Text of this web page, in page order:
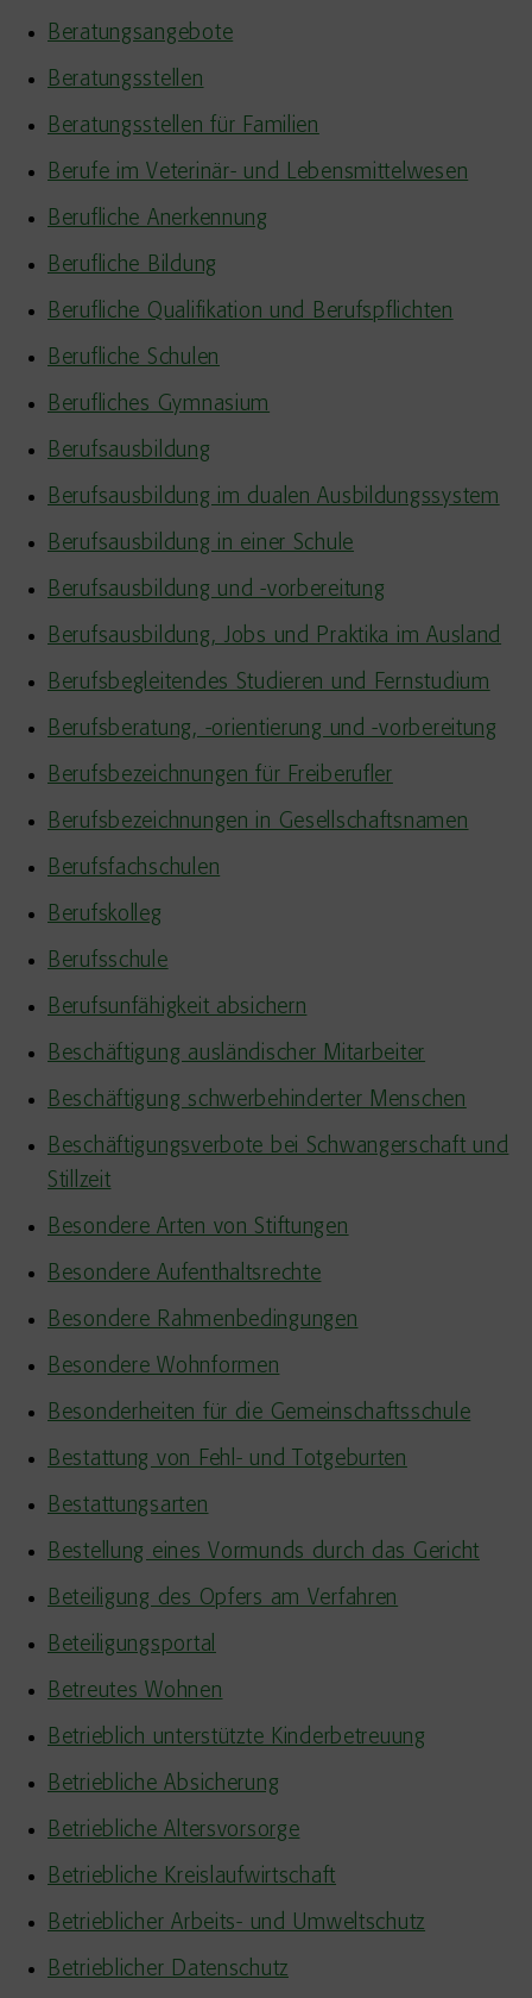
Beratungsangebote
Beratungsstellen
Beratungsstellen für Familien
Berufe im Veterinär- und Lebensmittelwesen
Berufliche Anerkennung
Berufliche Bildung
Berufliche Qualifikation und Berufspflichten
Berufliche Schulen
Berufliches Gymnasium
Berufsausbildung
Berufsausbildung im dualen Ausbildungssystem
Berufsausbildung in einer Schule
Berufsausbildung und -vorbereitung
Berufsausbildung, Jobs und Praktika im Ausland
Berufsbegleitendes Studieren und Fernstudium
Berufsberatung, -orientierung und -vorbereitung
Berufsbezeichnungen für Freiberufler
Berufsbezeichnungen in Gesellschaftsnamen
Berufsfachschulen
Berufskolleg
Berufsschule
Berufsunfähigkeit absichern
Beschäftigung ausländischer Mitarbeiter
Beschäftigung schwerbehinderter Menschen
Beschäftigungsverbote bei Schwangerschaft und
Stillzeit
Besondere Arten von Stiftungen
Besondere Aufenthaltsrechte
Besondere Rahmenbedingungen
Besondere Wohnformen
Besonderheiten für die Gemeinschaftsschule
Bestattung von Fehl- und Totgeburten
Bestattungsarten
Bestellung eines Vormunds durch das Gericht
Beteiligung des Opfers am Verfahren
Beteiligungsportal
Betreutes Wohnen
Betrieblich unterstützte Kinderbetreuung
Betriebliche Absicherung
Betriebliche Altersvorsorge
Betriebliche Kreislaufwirtschaft
Betrieblicher Arbeits- und Umweltschutz
Betrieblicher Datenschutz